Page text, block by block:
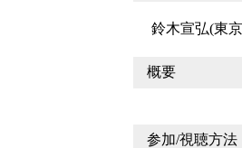
鈴木宣弘(東
概要
参加/視聴方法